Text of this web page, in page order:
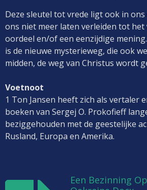
Deze sleutel tot vrede ligt ook in
ons niet meer laten verleiden tot het
oordeel en/of een eenzijdige
is de nieuwe mysterieweg, die ook
midden, de weg van Christus wordt
Voetnoot
1 Ton Jansen heeft zich als vertaler
boeken van Sergej O. Prokofieff
beziggehouden met de geestelijke
Rusland, Europa en Amerika.
Een Bezinning